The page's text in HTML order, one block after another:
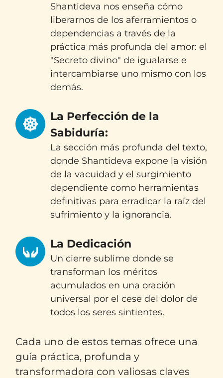
Shantideva nos enseña cómo
liberarnos de los aferramientos o
dependencias a través de la
práctica más profunda del amor: el
"Secreto divino" de igualarse e
intercambiarse uno mismo con los
demás.
La Perfección de la
Sabiduría:
La sección más profunda del texto,
donde Shantideva expone la visión
de la vacuidad y el surgimiento
dependiente como herramientas
definitivas para erradicar la raíz del
sufrimiento y la ignorancia.
La Dedicación
Un cierre sublime donde se
transforman los méritos
acumulados en una oración
universal por el cese del dolor de
todos los seres sintientes.
Cada uno de estos temas ofrece una
guía práctica, profunda y
transformadora con valiosas claves